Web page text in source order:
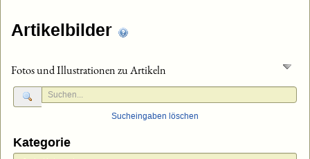
Artikelbilder
Fotos und Illustrationen zu Artikeln
Sucheingaben löschen
Kategorie